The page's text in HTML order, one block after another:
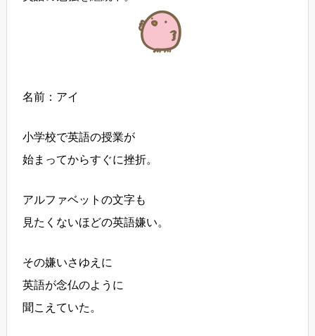
名前：アイ
小学校で英語の授業が
始まってからすぐに挫折。
アルファベットの文字も
見たくないほどの英語嫌い。
その嫌いさゆえに
英語が念仏のように
聞こえていた。